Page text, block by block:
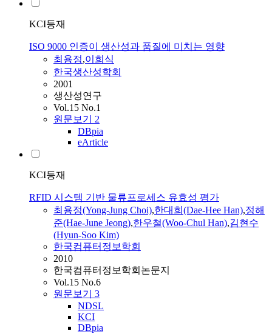
KCI등재
ISO 9000 인증이 생산성과 품질에 미치는 영향
최용정,이희식
한국생산성학회
2001
생산성연구
Vol.15 No.1
원문보기 2
DBpia
eArticle
KCI등재
RFID 시스템 기반 물류프로세스 유효성 평가
최용정(Yong-Jung Choi),한대희(Dae-Hee Han),정해
준(Hae-June Jeong),한우철(Woo-Chul Han),김현수
(Hyun-Soo Kim)
한국컴퓨터정보학회
2010
한국컴퓨터정보학회논문지
Vol.15 No.6
원문보기 3
NDSL
KCI
DBpia